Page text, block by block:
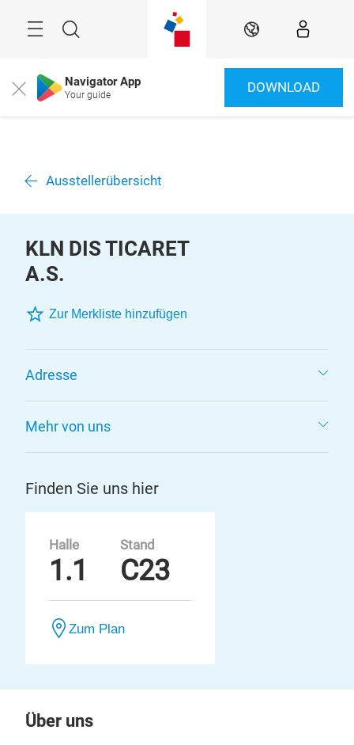
Suche DE
Close Navigator App
Your guide DOWNLOAD
Ausstellerübersicht
KLN DIS TICARET
A.S.
Zur Merkliste hinzufügen
Adresse
Mehr von uns
Finden Sie uns hier
Halle
1.1
Stand
C23
Zum Plan
Über uns